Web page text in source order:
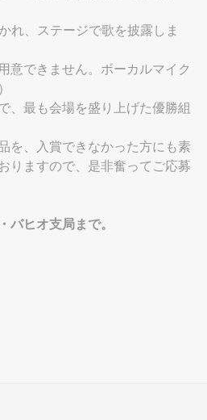
れ、ステージで歌を披露しま
意できません。ボーカルマイク
、最も会場を盛り上げた優勝組
を、入賞できなかった方にも素
りますので、是非奮ってご応募
ヒオ支局まで。